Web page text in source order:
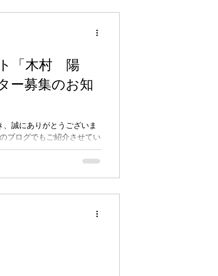
切にしているお約束につ
お伝えさせていただきま
当サイトのお問い合わせ
ール）より、お気軽にご連
抱えているけれど大丈
している」など どのよう
点では予約確定ではあり
安なことを遠慮なくご相
ト「木村 陽
ー募集のお知
誠にありがとうございま
ブログでもご紹介させてい
ト「木村 陽介」のモニタ
のサービスに興味があ
。 皆さまからのご感想や
認くださいませ。 ■ モニ
ンセリング」をはじめ、
ニター様となります。 体
および口コミ投稿にご協
ンセリング：約2〜3時間